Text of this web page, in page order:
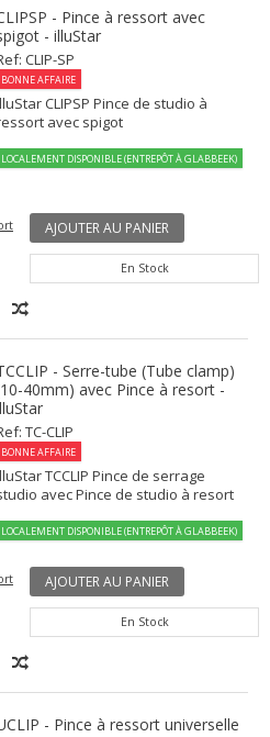
- Pince à ressort avec
- illuStar
CLIP-SP
BONNE AFFAIRE
CLIPSP Pince de studio à
avec spigot
LOCALEMENT DISPONIBLE (ENTREPÔT À GLABBEEK)
AJOUTER AU PANIER
En Stock
- Serre-tube (Tube clamp)
40mm) avec Pince à resort -
TC-CLIP
BONNE AFFAIRE
TCCLIP Pince de serrage
avec Pince de studio à resort
LOCALEMENT DISPONIBLE (ENTREPÔT À GLABBEEK)
AJOUTER AU PANIER
En Stock
- Pince à ressort universelle